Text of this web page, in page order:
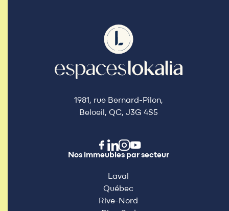
1981, rue Bernard-Pilon,
Beloeil, QC, J3G 4S5
Nos immeubles par secteur
Laval
Québec
Rive-Nord